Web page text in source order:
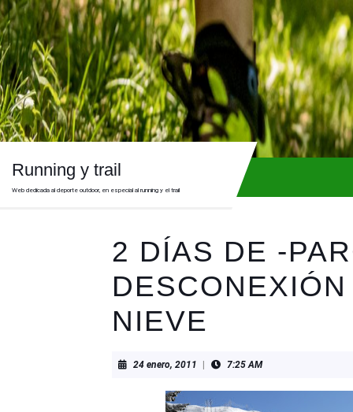
Skip
to
content
Running y trail
Web dedicada al deporte outdoor, en especial al running y el trail
2 DÍAS DE -
NIEVE
24 enero, 2011 24
2011
7:25 AM